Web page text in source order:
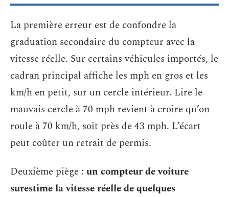
La première erreur est de confondre la
graduation secondaire du compteur avec la
vitesse réelle. Sur certains véhicules importés, le
cadran principal affiche les mph en gros et les
km/h en petit, sur un cercle intérieur. Lire le
mauvais cercle à 70 mph revient à croire qu’on
roule à 70 km/h, soit près de 43 mph. L’écart
peut coûter un retrait de permis.
Deuxième piège : un compteur de voiture
surestime la vitesse réelle de quelques